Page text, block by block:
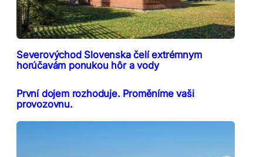
Severovýchod Slovenska čelí extrémnym
horúčavám ponukou hôr a vody
První dojem rozhoduje. Proměníme vaši
provozovnu.